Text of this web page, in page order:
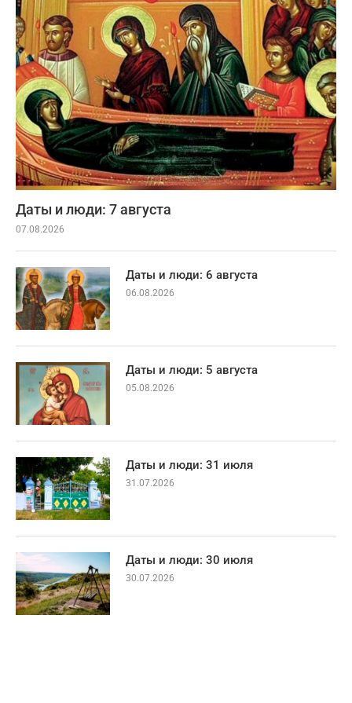
Даты и люди: 7 августа
07.08.2026
Даты и люди: 6 августа
06.08.2026
Даты и люди: 5 августа
05.08.2026
Даты и люди: 31 июля
31.07.2026
Даты и люди: 30 июля
30.07.2026